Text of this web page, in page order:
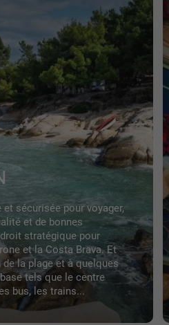
sécurisée pour voyager,
et de bonnes
stratégique pour
et la Costa Brava. Et
la plage et à quelques
tels que le centre
bus, les trains...